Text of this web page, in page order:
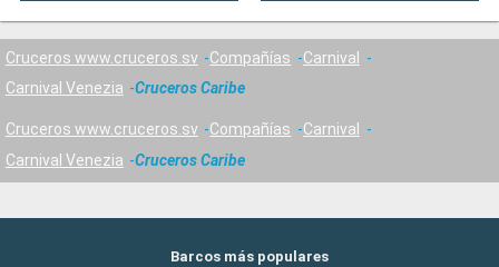
Cruceros www.cruceros.sv Compañías
Carnival
Carnival Venezia
Cruceros Caribe
Cruceros www.cruceros.sv Compañías
Carnival
Carnival Venezia
Cruceros Caribe
Barcos más populares